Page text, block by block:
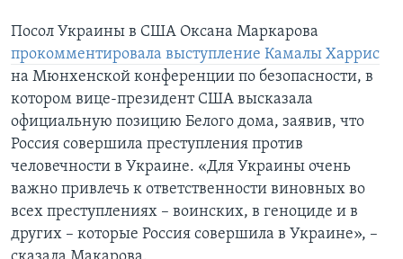
Посол Украины в США Оксана Маркарова
прокомментировала выступление Камалы Харрис
на Мюнхенской конференции по безопасности, в
котором вице-президент США высказала
официальную позицию Белого дома, заявив, что
Россия совершила преступления против
человечности в Украине. «Для Украины очень
важно привлечь к ответственности виновных во
всех преступлениях – воинских, в геноциде и в
других – которые Россия совершила в Украине», –